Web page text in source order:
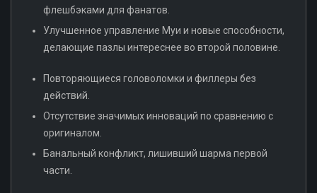
флешбэками для фанатов.
Улучшенное управление Муи и новые способности,
делающие пазлы интереснее во второй половине.
Повторяющиеся головоломки и филлеры без
действий.
Отсутствие значимых инноваций по сравнению с
оригиналом.
Банальный конфликт, лишивший шарма первой
части.